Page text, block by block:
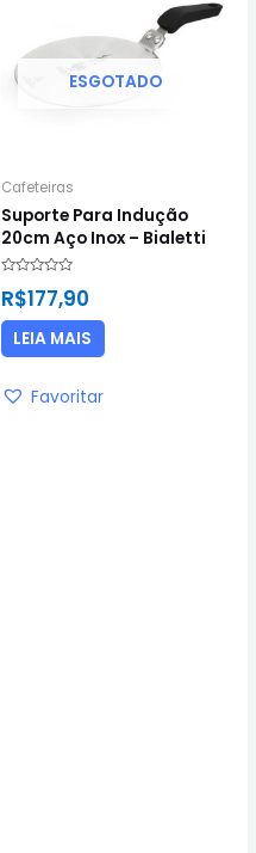
ESGOTADO
Cafeteiras
Suporte Para Indução
20cm Aço Inox – Bialetti
0
5
R$177,90
LEIA MAIS
Favoritar